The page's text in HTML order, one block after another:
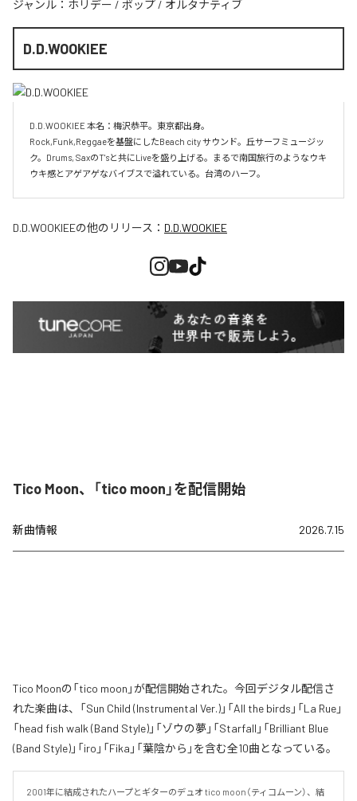
ジャンル： ホリデー / ポップ / オルタナティブ
D.D.WOOKIEE
D.D.WOOKIEE 本名：梅沢恭平。東京都出身。
Rock,Funk,Reggaeを基盤にしたBeach city サウンド。丘サーフミュージッ
ク。Drums, SaxのT'sと共にLiveを盛り上げる。まるで南国旅行のようなウキ
ウキ感とアゲアゲなバイブスで溢れている。台湾のハーフ。
D.D.WOOKIEEの他のリリース： D.D.WOOKIEE
Tico Moon、「tico moon」を配信開始
新曲情報 2026.7.15
Tico Moonの「tico moon」が配信開始された。今回デジタル配信さ
れた楽曲は、「Sun Child (Instrumental Ver.)」「All the birds」「La Rue」
「head fish walk (Band Style)」「ゾウの夢」「Starfall」「Brilliant Blue
(Band Style)」「iro」「Fika」「葉陰から」を含む全10曲となっている。
2001年に結成されたハープとギターのデュオ tico moon（ティコムーン）、結